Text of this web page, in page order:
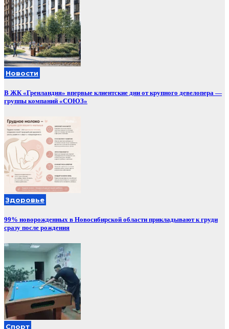
Новости
В ЖК «Гренландия» впервые клиентские дни от крупного девелопера —
группы компаний «СОЮЗ»
Здоровье
99% новорожденных в Новосибирской области прикладывают к груди
сразу после рождения
Спорт